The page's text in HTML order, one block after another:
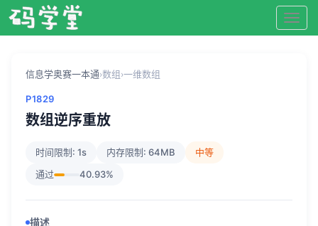
信息学奥赛一本通›数组›一维数组
P1829
数组逆序重放
时间限制: 1s 内存限制: 64MB
中等
通过
40.93%
描述